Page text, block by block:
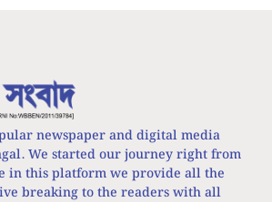
newspaper and digital media
We started our journey right from
in this platform we provide all the
breaking to the readers with all